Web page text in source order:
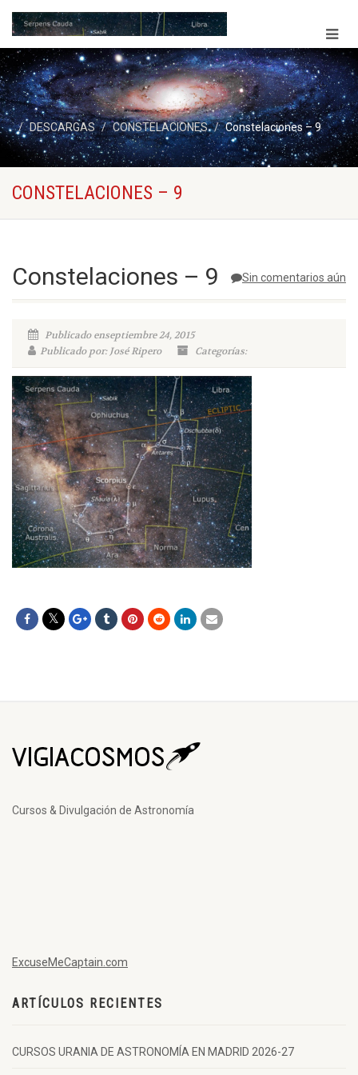
DESCARGAS CONSTELACIONES Constelaciones – 9
CONSTELACIONES – 9
Sin comentarios aún
Constelaciones – 9
Publicado enseptiembre 24, 2015
Publicado por: José Ripero
Categorías:
Cursos & Divulgación de Astronomía
ExcuseMeCaptain.com
ARTÍCULOS RECIENTES
CURSOS URANIA DE ASTRONOMÍA EN MADRID 2026-27